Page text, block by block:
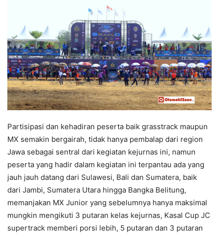
Partisipasi dan kehadiran peserta baik grasstrack maupun
MX semakin bergairah, tidak hanya pembalap dari region
Jawa sebagai sentral dari kegiatan kejurnas ini, namun
peserta yang hadir dalam kegiatan ini terpantau ada yang
jauh jauh datang dari Sulawesi, Bali dan Sumatera, baik
dari Jambi, Sumatera Utara hingga Bangka Belitung,
memanjakan MX Junior yang sebelumnya hanya maksimal
mungkin mengikuti 3 putaran kelas kejurnas, Kasal Cup JC
supertrack memberi porsi lebih, 5 putaran dan 3 putaran